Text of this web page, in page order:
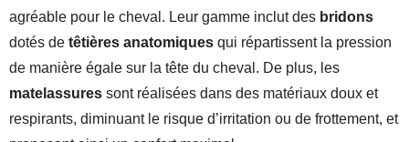
agréable pour le cheval. Leur gamme inclut des bridons
dotés de têtières anatomiques qui répartissent la pression
de manière égale sur la tête du cheval. De plus, les
matelassures sont réalisées dans des matériaux doux et
respirants, diminuant le risque d’irritation ou de frottement, et